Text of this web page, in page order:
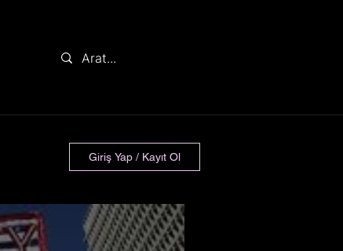
Giriş Yap / Kayıt Ol